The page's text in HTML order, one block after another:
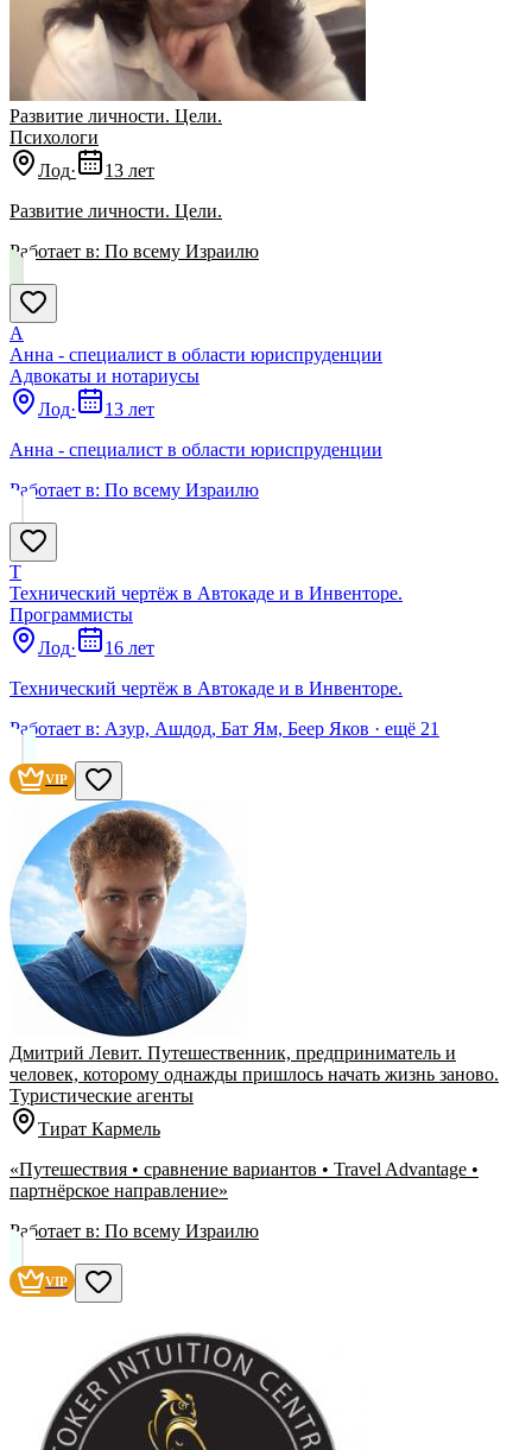
Развитие личности. Цели.
Психологи
Лод·
13 лет
Развитие личности. Цели.
Работает в: По всему Израилю
А
Анна - специалист в области юриспруденции
Адвокаты и нoтариусы
Лод·
13 лет
Анна - специалист в области юриспруденции
Работает в: По всему Израилю
Т
Технический чертёж в Автокаде и в Инвенторе.
Программисты
Лод·
16 лет
Технический чертёж в Автокаде и в Инвенторе.
Работает в: Азур, Ашдод, Бат Ям, Беер Яков · ещё 21
VIP
Дмитрий Левит. Путешественник, предприниматель и
человек, которому однажды пришлось начать жизнь заново.
Туристические агенты
Тират Кармель
«Путешествия • сравнение вариантов • Travel Advantage •
партнёрское направление»
Работает в: По всему Израилю
VIP